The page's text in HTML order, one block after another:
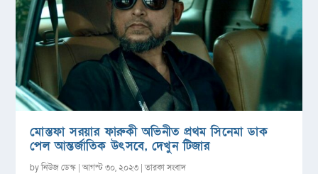
মোস্তফা সরয়ার ফারুকী অভিনীত প্রথম সিনেমা ডাক
পেল আন্তর্জাতিক উৎসবে, দেখুন টিজার
byনিউজ ডেস্ক |আগস্ট ৩০, ২০২৩ |তারকা সংবাদ